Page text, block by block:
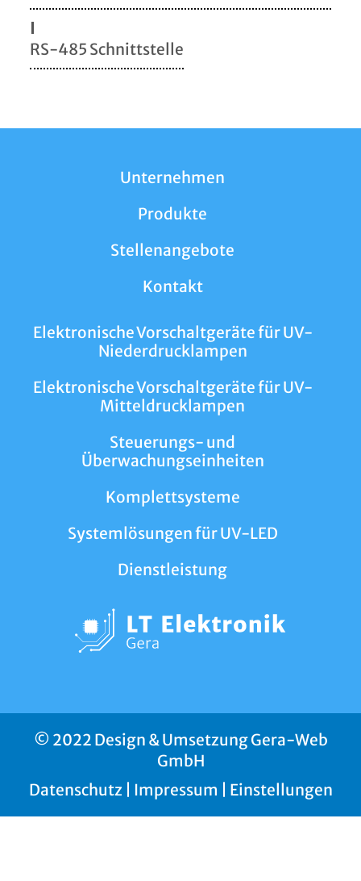
I
RS-485 Schnittstelle
Unternehmen
Produkte
Stellenangebote
Kontakt
Elektronische Vorschaltgeräte für UV-
Niederdrucklampen
Elektronische Vorschaltgeräte für UV-
Mitteldrucklampen
Steuerungs- und
Überwachungseinheiten
Komplettsysteme
Systemlösungen für UV-LED
Dienstleistung
© 2022 Design & Umsetzung Gera-Web
GmbH
Datenschutz
Impressum Einstellungen